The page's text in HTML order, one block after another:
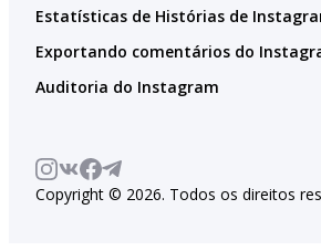
Estatísticas de Histórias de
Exportando comentários do
Auditoria do Instagram
Copyright © 2026. Todos os direitos